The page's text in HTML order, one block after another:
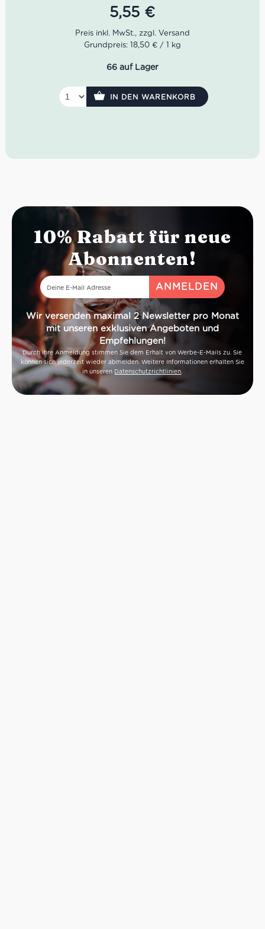
intensivem Kirschgeschmack. Perfekt als Brotaufstrich,
zum Verfeinern von Desserts oder als fruchtige Beigabe
zu Käse und Gebäck.
5,55 €
Grundpreis: 18,50 € / 1 kg
66 auf Lager
IN DEN WARENKORB
10% Rabatt für neue
Abonnenten!
Wir versenden maximal 2 Newsletter pro Monat
mit unseren exklusiven Angeboten und
Empfehlungen!
Durch Ihre Anmeldung stimmen Sie dem Erhalt von Werbe-E-Mails zu. Sie
können sich jederzeit wieder abmelden. Weitere Informationen erhalten Sie
in unseren Datenschutzrichtlinien